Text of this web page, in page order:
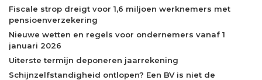
Fiscale strop dreigt voor 1,6 miljoen werknemers met
pensioenverzekering
Nieuwe wetten en regels voor ondernemers vanaf 1
januari 2026
Uiterste termijn deponeren jaarrekening
Schijnzelfstandigheid ontlopen? Een BV is niet de